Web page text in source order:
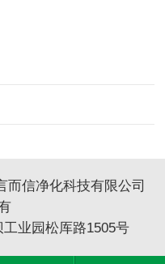
而信净化科技有限公司
业园松厍路1505号